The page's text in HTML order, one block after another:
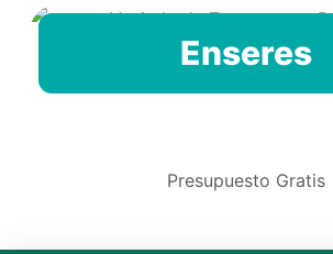
Enseres
Presupuesto Gratis